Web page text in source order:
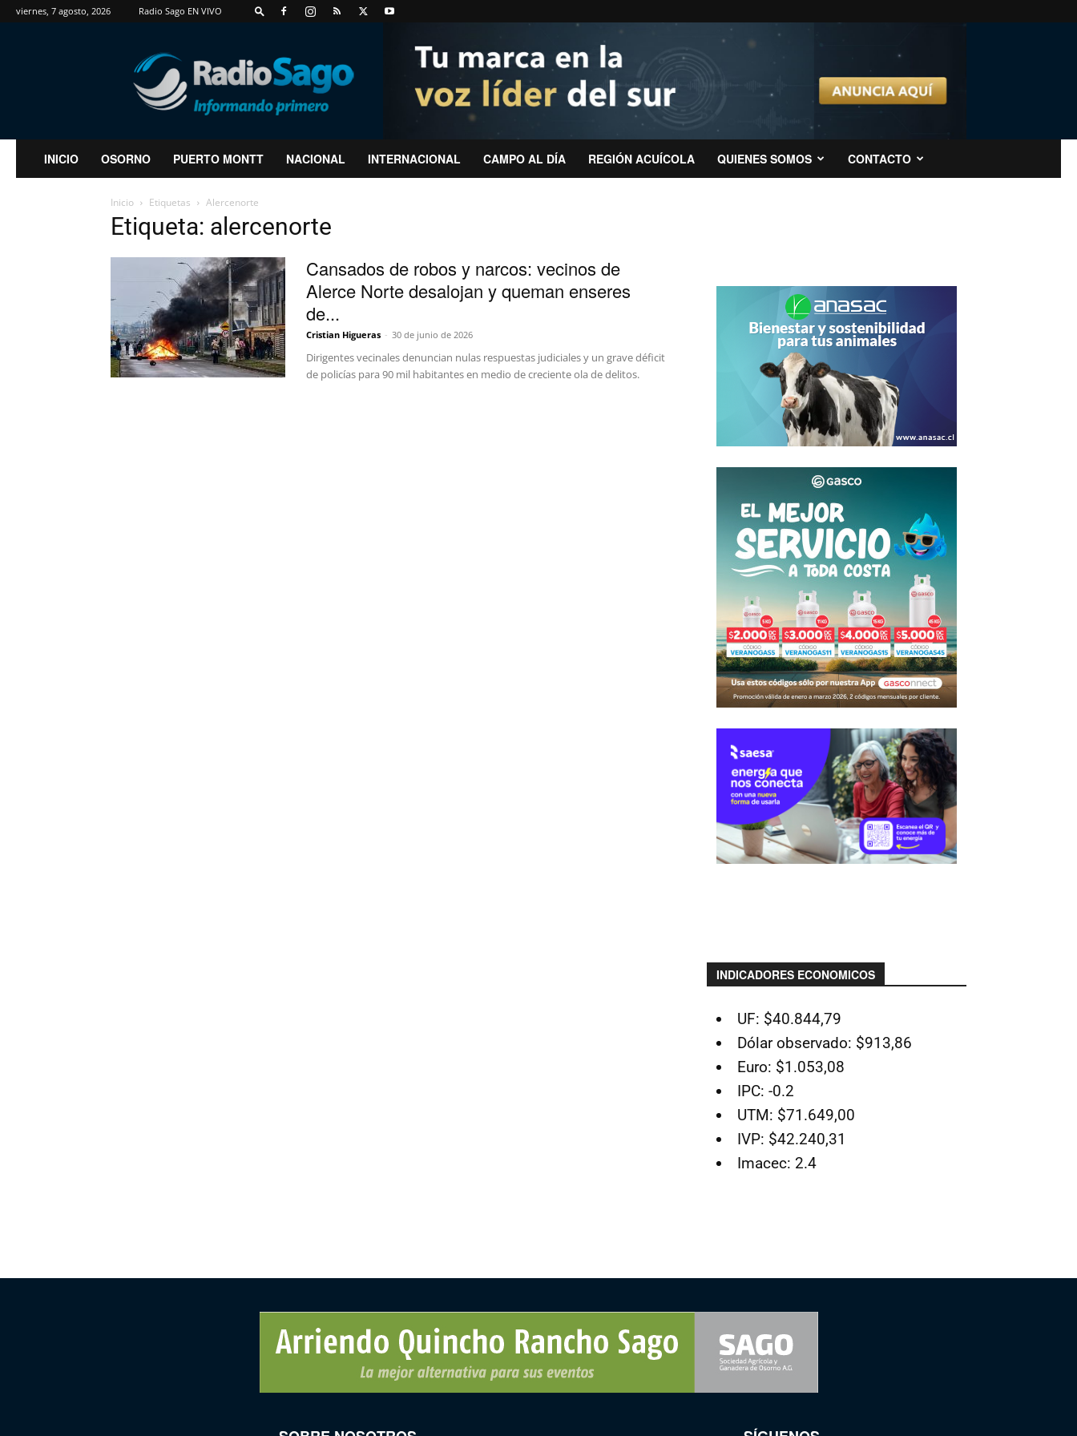
viernes, 7 agosto, 2026 Radio Sago EN VIVO
RadioSago
INICIO OSORNO PUERTO MONTT NACIONAL INTERNACIONAL CAMPO AL DÍA REGIÓN ACUÍCOLA QUIENES SOMOS CONTACTO
Inicio Etiquetas Alercenorte
Etiqueta: alercenorte
Cansados de robos y narcos: vecinos de
Alerce Norte desalojan y queman enseres
de...
Cristian Higueras - 30 de junio de 2026
Dirigentes vecinales denuncian nulas respuestas judiciales y un grave déficit
de policías para 90 mil habitantes en medio de creciente ola de delitos.
INDICADORES ECONOMICOS
UF: $40.844,79
Dólar observado: $913,86
Euro: $1.053,08
IPC: -0.2
UTM: $71.649,00
IVP: $42.240,31
Imacec: 2.4